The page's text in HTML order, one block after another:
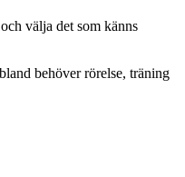
välja det som känns
behöver rörelse, träning